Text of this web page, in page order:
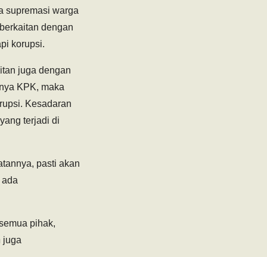
supremasi warga
dengan
korupsi.
juga dengan
KPK, maka
Kesadaran
terjadi di
pasti akan
ada
pihak,
juga